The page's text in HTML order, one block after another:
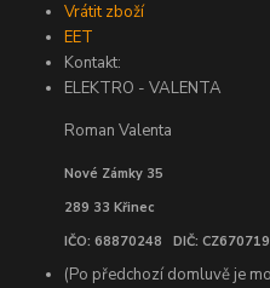
Vrátit zboží
EET
Kontakt:
ELEKTRO - VALENTA
Roman Valenta
Nové Zámky 35
289 33 Křinec
IČO: 68870248 DIČ:
(Po předchozí domluvě je